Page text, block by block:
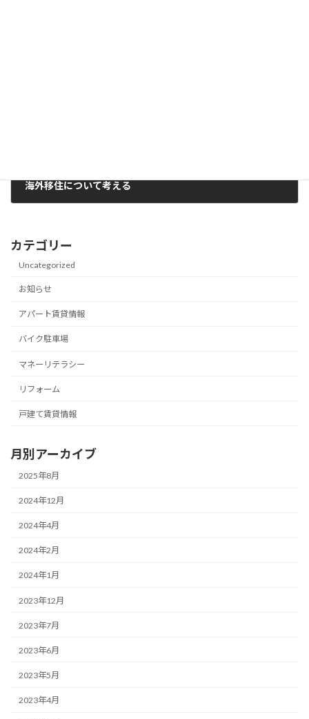
海外移住について考える
カテゴリー
Uncategorized
お知らせ
アパート賃貸情報
バイク駐車場
マネーリテラシー
リフォーム
戸建て賃貸情報
月別アーカイブ
2025年8月
2024年12月
2024年4月
2024年2月
2024年1月
2023年12月
2023年7月
2023年6月
2023年5月
2023年4月